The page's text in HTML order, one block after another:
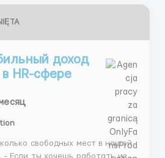
доход
HR-сфере
свободных мест в нашей
- Если ты хочешь работать из